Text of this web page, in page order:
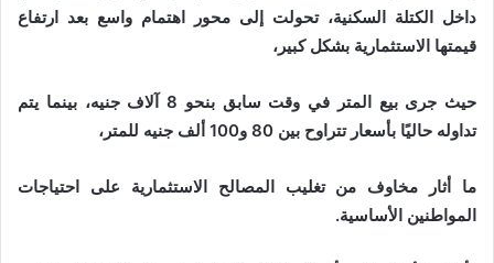
داخل الكتلة السكنية، تحولت إلى محور اهتمام واسع بعد ارتفاع
قيمتها الاستثمارية بشكل كبير،
حيث جرى بيع المتر في وقت سابق بنحو 8 آلاف جنيه، بينما يتم
تداوله حاليًا بأسعار تتراوح بين 80 و100 ألف جنيه للمتر،
ما أثار مخاوف من تغليب المصالح الاستثمارية على احتياجات
المواطنين الأساسية.